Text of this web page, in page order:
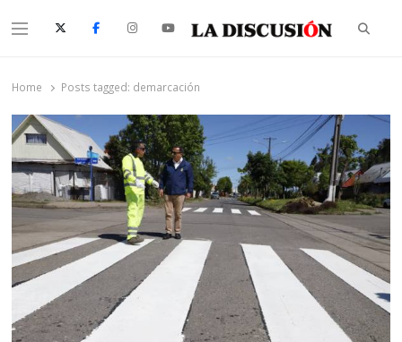
Menu
Home Posts tagged: demarcación